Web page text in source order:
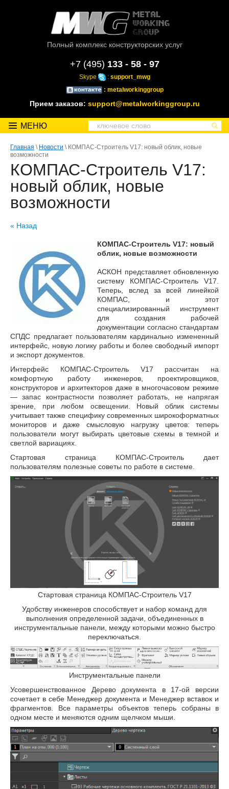
Полный комплекс конструкторских услуг
+7 (495) 133 - 58 - 97
Skype : support_mwg
: metalworkinggroup
Прием заказов: support@metalworkinggroup.ru
МЕНЮ
Главная \ Новости \ КОМПАС-Строитель V17: новый облик, новые
возможности
КОМПАС-Строитель V17:
новый облик, новые
возможности
« Назад
КОМПАС-Строитель V17: новый
облик, новые возможности
АСКОН представляет обновленную
систему КОМПАС-Строитель V17.
Теперь, вслед за всей линейкой
КОМПАС, и этот
специализированный инструмент
для создания рабочей
документации согласно стандартам
СПДС предлагает пользователям кардинально измененный
интерфейс, новую логику работы и более свободный импорт
и экспорт документов.
Интерфейс КОМПАС-Строитель V17 рассчитан на
комфортную работу инженеров, проектировщиков,
конструкторов и архитекторов даже в многочасовом режиме
— запас контрастности позволяет работать, не напрягая
зрение, при любом освещении. Новый облик системы
учитывает также специфику современных широкоформатных
мониторов и даже смысловую нагрузку цветов: теперь
пользователи могут выбирать цветовые схемы в темной и
светлой вариациях.
Стартовая страница КОМПАС-Строитель дает
пользователям полезные советы по работе в системе.
Стартовая страница КОМПАС-Строитель V17
Удобству инженеров способствует и набор команд для
выполнения определенной задачи, объединенных в
инструментальные панели, между которыми можно быстро
переключаться.
Инструментальные панели
Усовершенствованное Дерево документа в 17-ой версии
сочетает в себе Менеджер документа и Менеджер вставок и
фрагментов. Все параметры объектов теперь собраны в
одном месте и меняются одним щелчком мыши.